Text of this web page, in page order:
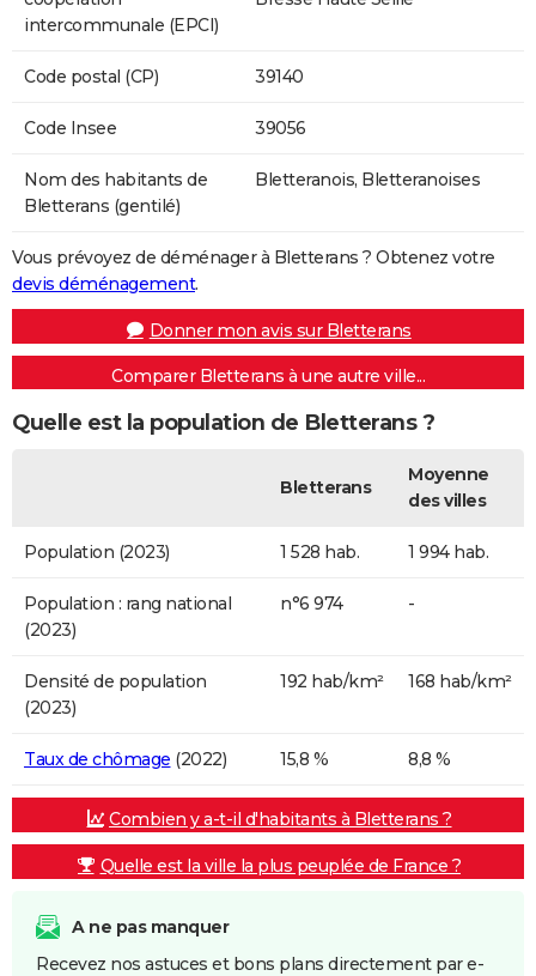
intercommunale (EPCI)
Code postal (CP) 39140
Code Insee 39056
Nom des habitants de
Bletterans (gentilé)
Bletteranois, Bletteranoises
Vous prévoyez de déménager à Bletterans ? Obtenez votre
devis déménagement.
Donner mon avis sur Bletterans
Comparer Bletterans à une autre ville...
Quelle est la population de Bletterans ?
Bletterans
Moyenne
des villes
Population (2023) 1 528 hab. 1 994 hab.
Population : rang national
(2023)
n°6 974 -
Densité de population
(2023)
192 hab/km² 168 hab/km²
Taux de chômage (2022) 15,8 % 8,8 %
Combien y a-t-il d'habitants à Bletterans ?
Quelle est la ville la plus peuplée de France ?
A ne pas manquer
Recevez nos astuces et bons plans directement par e-